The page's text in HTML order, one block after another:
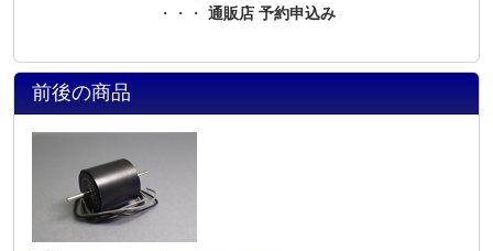
・・・ 通販店 予約申込み
前後の商品